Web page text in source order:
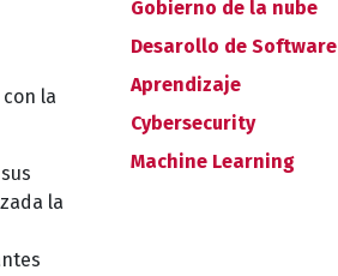
la
la
Gobierno de la nube
Desarollo de Software
Aprendizaje
Cybersecurity
Machine Learning